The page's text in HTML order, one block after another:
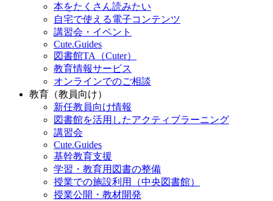
本をたくさん読みたい
自宅で使える電子コンテンツ
講習会・イベント
Cute.Guides
図書館TA（Cuter）
教育情報サービス
オンラインでのご相談
教育（教員向け）
新任教員向け情報
図書館を活用したアクティブラーニング
講習会
Cute.Guides
基幹教育支援
学習・教育用図書の整備
授業での施設利用（中央図書館）
授業公開・教材開発